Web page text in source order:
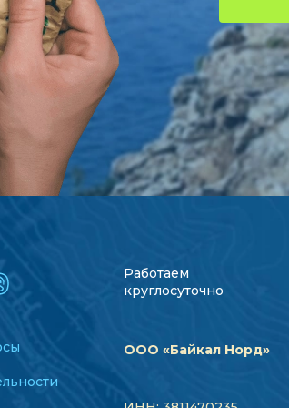
Работаем
круглосуточно
ООО «Байкал Норд»